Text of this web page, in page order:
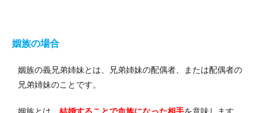
姻族の場合
姻族の義兄弟姉妹とは、兄弟姉妹の配偶者、または配偶者の
兄弟姉妹のことです。
姻族とは、 結婚することで血族になった相手を意味します。